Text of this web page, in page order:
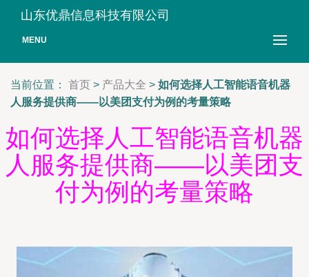
山东优鼎信息科技有限公司
MENU
当前位置： 首页 > 产品大全 > 如何选择人工智能语音机器
人服务提供商——以美团支付为例的考量策略
如何选择人工智能语音机器
人服务提供商——以美团支
付为例的考量策略